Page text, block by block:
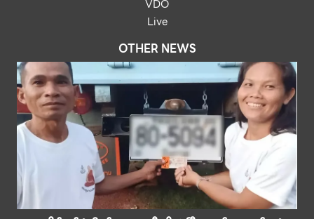
VDO
Live
OTHER NEWS